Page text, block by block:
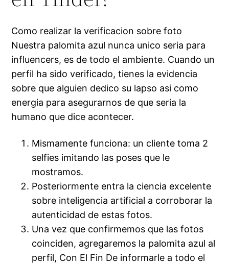
Como realizar la verificacion sobre foto
Nuestra palomita azul nunca unico seri­a para
influencers, es de todo el ambiente. Cuando un
perfil ha sido verificado, tienes la evidencia
sobre que alguien dedico su lapso asi­ como
energia para asegurarnos de que seri­a la
humano que dice acontecer.
Mismamente funciona: un cliente toma 2
selfies imitando las poses que le
mostramos.
Posteriormente entra la ciencia excelente
sobre inteligencia artificial a corroborar la
autenticidad de estas fotos.
Una vez que confirmemos que las fotos
coinciden, agregaremos la palomita azul al
perfil, Con El Fin De informarle a todo el